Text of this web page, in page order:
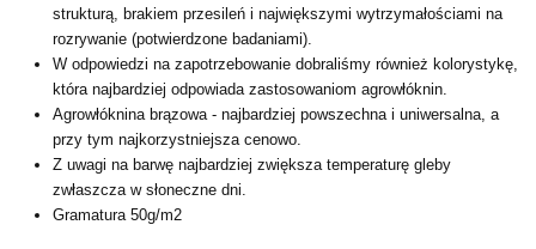
strukturą, brakiem przesileń i największymi wytrzymałościami na
rozrywanie (potwierdzone badaniami).
W odpowiedzi na zapotrzebowanie dobraliśmy również kolorystykę,
która najbardziej odpowiada zastosowaniom agrowłóknin.
Agrowłóknina brązowa - najbardziej powszechna i uniwersalna, a
przy tym najkorzystniejsza cenowo.
Z uwagi na barwę najbardziej zwiększa temperaturę gleby
zwłaszcza w słoneczne dni.
Gramatura 50g/m2